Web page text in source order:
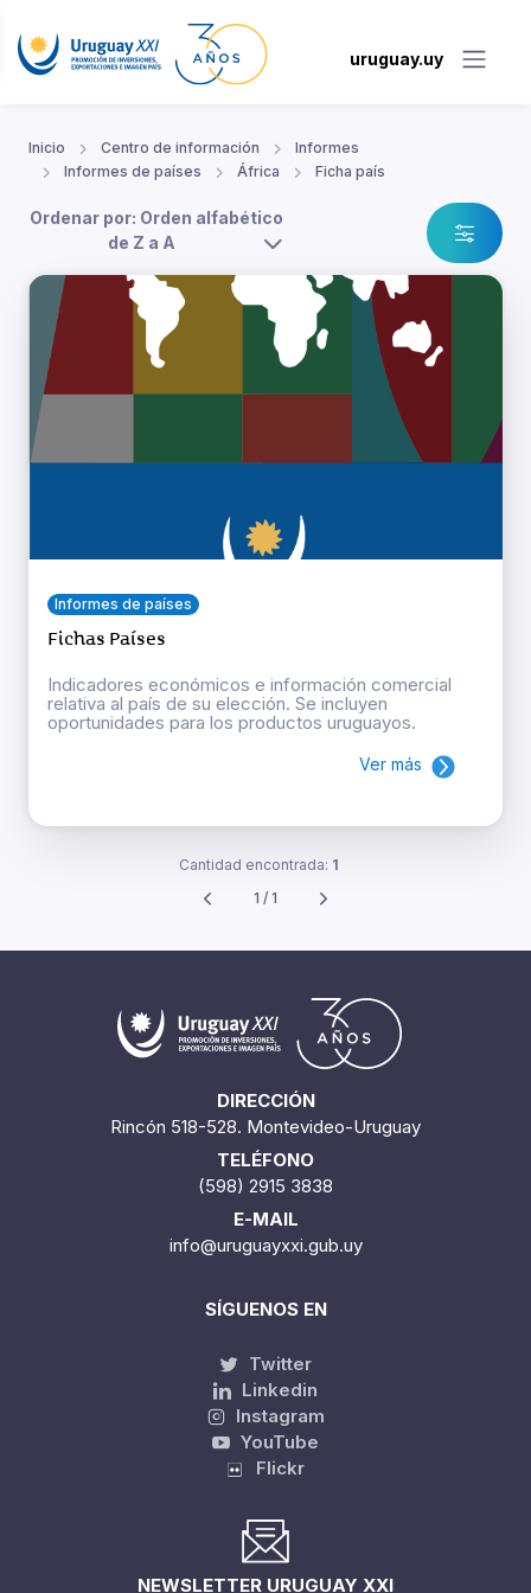
uruguay.uy
Inicio Centro de información
Informes
Informes de países
África Ficha país
Ordenar por: Orden alfabético
de Z a A
Informes de países
Fichas Países
Indicadores económicos e información comercial
relativa al país de su elección. Se incluyen
oportunidades para los productos uruguayos.
Ver más
Cantidad encontrada: 1
1 / 1
DIRECCIÓN
Rincón 518-528. Montevideo-Uruguay
TELÉFONO
(598) 2915 3838
E-MAIL
info@uruguayxxi.gub.uy
SÍGUENOS EN
Twitter
Linkedin
Instagram
YouTube
Flickr
NEWSLETTER URUGUAY XXI